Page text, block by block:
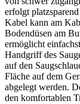
erfolgt
Kabel kann am
Bodendüsen am
ermöglicht
Handgriff des
auf den
Fläche auf dem
abgelegt werden.
den komfortablen